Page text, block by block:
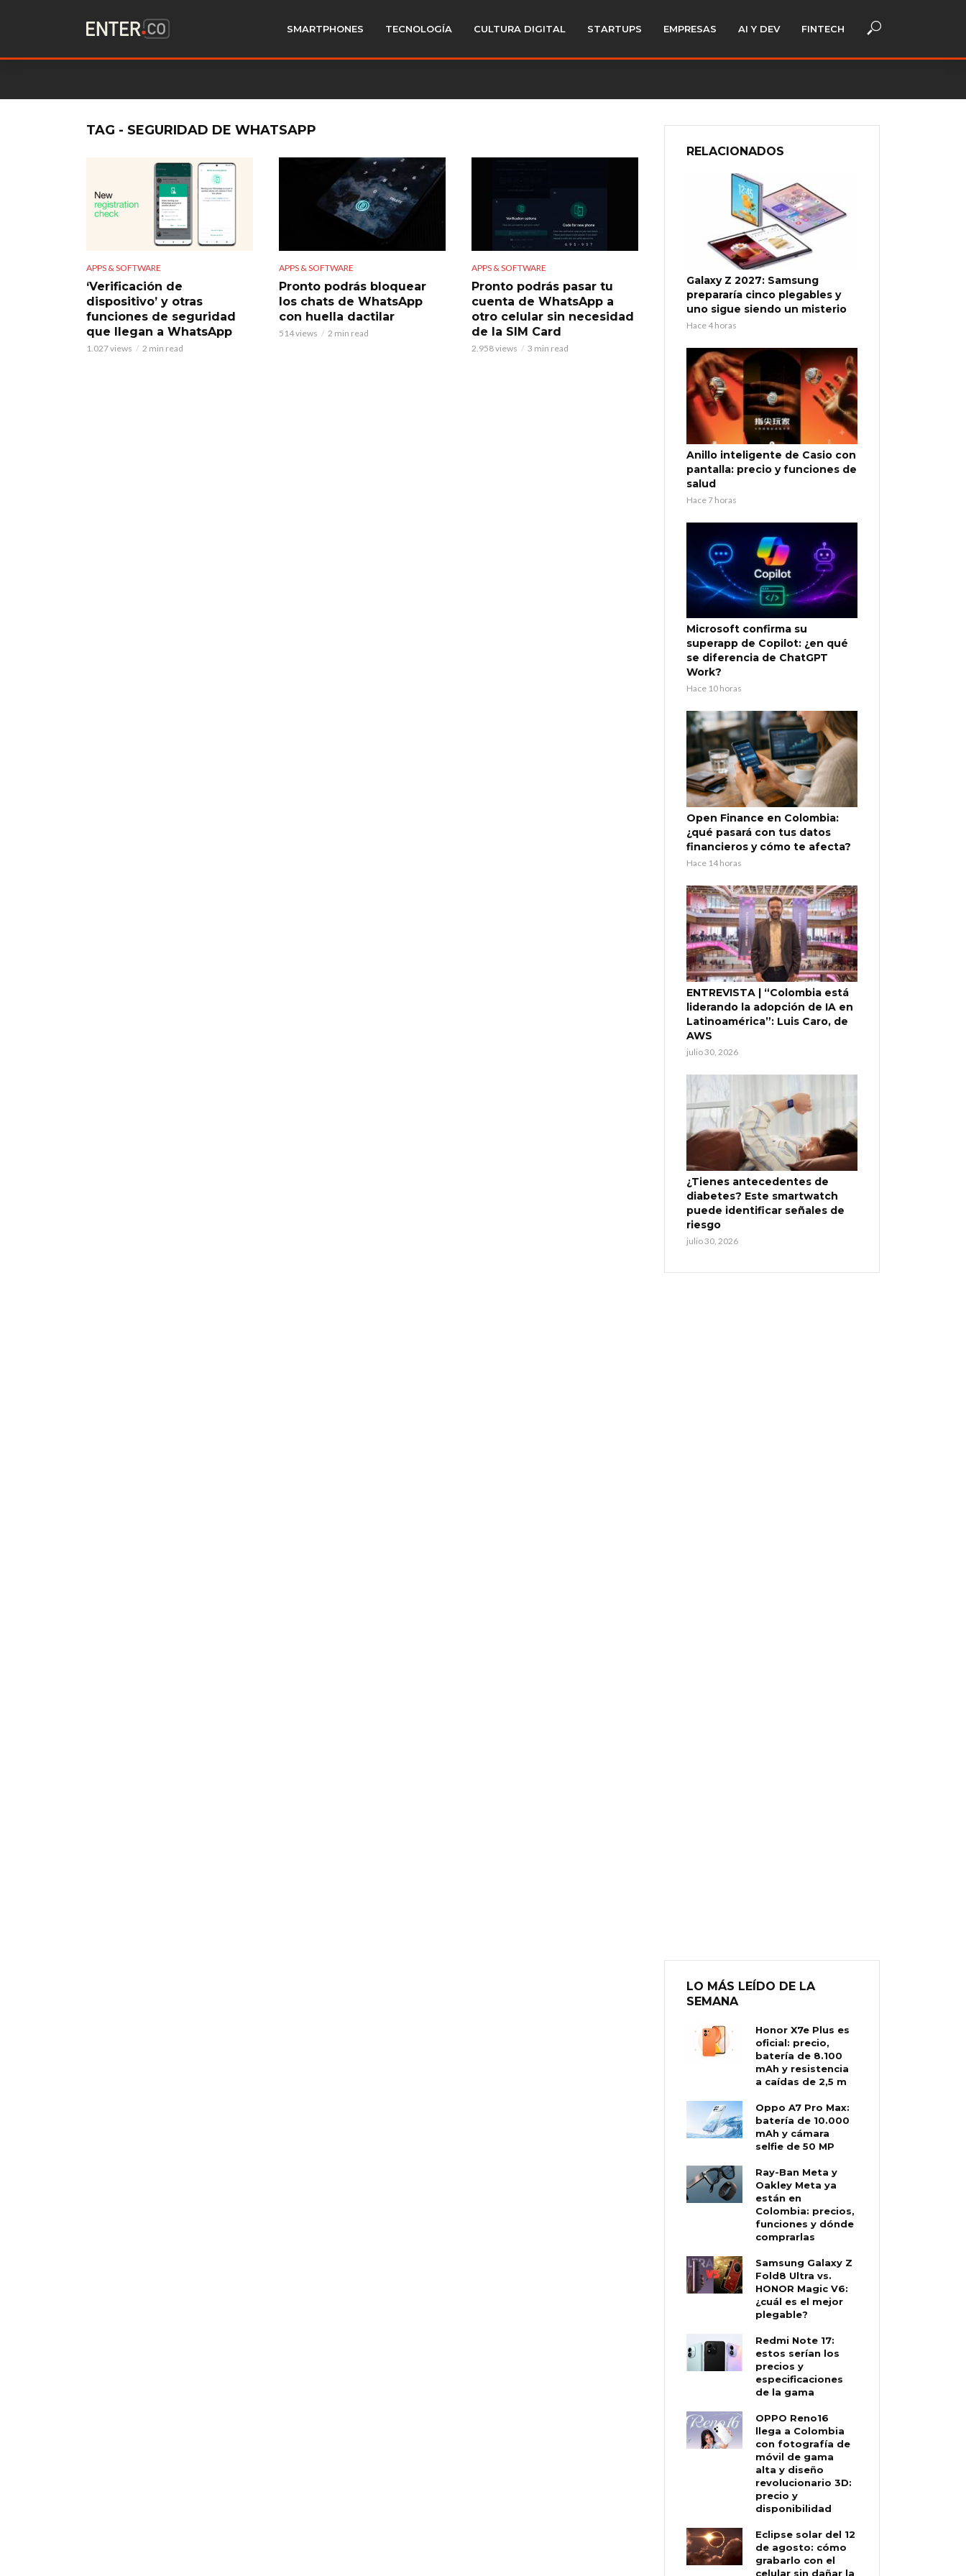
SMARTPHONES TECNOLOGÍA CULTURA DIGITAL STARTUPS EMPRESAS AI Y DEV FINTECH
TAG - SEGURIDAD DE WHATSAPP
APPS & SOFTWARE
‘Verificación de
dispositivo’ y otras
funciones de seguridad
que llegan a WhatsApp
1.027 views 2 min read
APPS & SOFTWARE
Pronto podrás bloquear
los chats de WhatsApp
con huella dactilar
514 views 2 min read
APPS & SOFTWARE
Pronto podrás pasar tu
cuenta de WhatsApp a
otro celular sin necesidad
de la SIM Card
2.958 views 3 min read
RELACIONADOS
Galaxy Z 2027: Samsung
prepararía cinco plegables y
uno sigue siendo un misterio
Hace 4 horas
Anillo inteligente de Casio con
pantalla: precio y funciones de
salud
Hace 7 horas
Microsoft confirma su
superapp de Copilot: ¿en qué
se diferencia de ChatGPT
Work?
Hace 10 horas
Open Finance en Colombia:
¿qué pasará con tus datos
financieros y cómo te afecta?
Hace 14 horas
ENTREVISTA | “Colombia está
liderando la adopción de IA en
Latinoamérica”: Luis Caro, de
AWS
julio 30, 2026
¿Tienes antecedentes de
diabetes? Este smartwatch
puede identificar señales de
riesgo
julio 30, 2026
LO MÁS LEÍDO DE LA
SEMANA
Honor X7e Plus es
oficial: precio,
batería de 8.100
mAh y resistencia
a caídas de 2,5 m
Oppo A7 Pro Max:
batería de 10.000
mAh y cámara
selfie de 50 MP
Ray-Ban Meta y
Oakley Meta ya
están en
Colombia: precios,
funciones y dónde
comprarlas
Samsung Galaxy Z
Fold8 Ultra vs.
HONOR Magic V6:
¿cuál es el mejor
plegable?
Redmi Note 17:
estos serían los
precios y
especificaciones
de la gama
OPPO Reno16
llega a Colombia
con fotografía de
móvil de gama
alta y diseño
revolucionario 3D:
precio y
disponibilidad
Eclipse solar del 12
de agosto: cómo
grabarlo con el
celular sin dañar la